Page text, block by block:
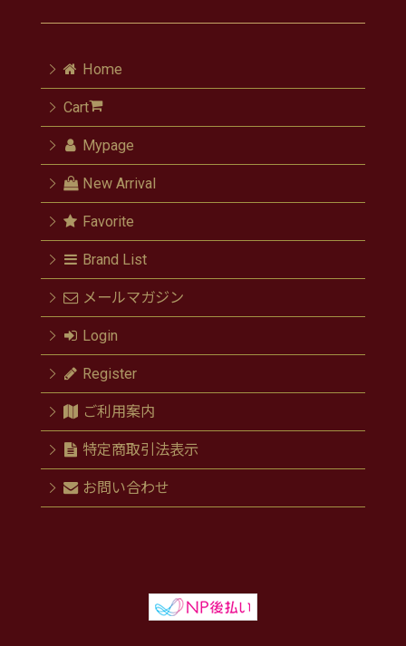
Home
Cart
Mypage
New Arrival
Favorite
Brand List
メールマガジン
Login
Register
ご利用案内
特定商取引法表示
お問い合わせ